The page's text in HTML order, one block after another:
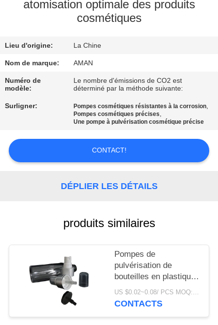
PROPOS
VISITE
DE
QUALITÉ
NOUVELLES
DEMANDEZ
DEVIS
atomisation optimale des produits
cosmétiques
Lieu d'origine: La Chine
Nom de marque: AMAN
Numéro de
modèle:
Le nombre d'émissions de CO2 est
déterminé par la méthode suivante:
Surligner: Pompes cosmétiques résistantes à la corrosion,
Pompes cosmétiques précises,
Une pompe à pulvérisation cosmétique précise
CONTACT!
DÉPLIER LES DÉTAILS
produits similaires
Pompes de
pulvérisation de
bouteilles en plastique
FCA 15 mm 14/410
pour liquide de parfum
US $0.02~0.08/ PCS MOQ:10000pcs
CONTACTS